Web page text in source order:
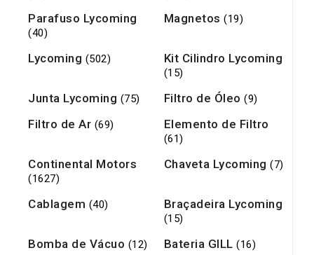
Parafuso Lycoming
(40)
Magnetos (19)
Lycoming (502) Kit Cilindro Lycoming
(15)
Junta Lycoming (75) Filtro de Óleo (9)
Filtro de Ar (69) Elemento de Filtro
(61)
Continental Motors
(1627)
Chaveta Lycoming (7)
Cablagem (40) Braçadeira Lycoming
(15)
Bomba de Vácuo (12) Bateria GILL (16)